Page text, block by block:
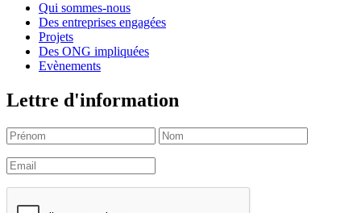
Qui sommes-nous
Des entreprises engagées
Projets
Des ONG impliquées
Evènements
Lettre d'information